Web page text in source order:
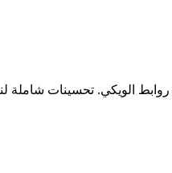
الويكي. تحسينات شاملة